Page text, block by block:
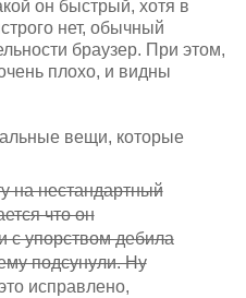
он быстрый, хотя в
нет, обычный
браузер. При этом,
плохо, и видны
вещи, которые
на нестандартный
что он
с упорством дебила
подсунули. Ну
исправлено,